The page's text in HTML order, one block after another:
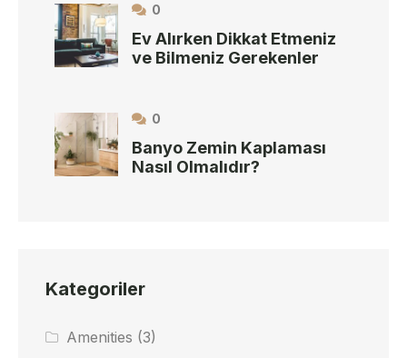
0
Ev Alırken Dikkat Etmeniz
ve Bilmeniz Gerekenler
0
Banyo Zemin Kaplaması
Nasıl Olmalıdır?
Kategoriler
Amenities (3)